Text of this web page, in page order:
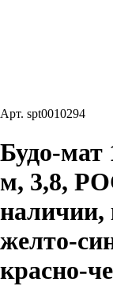
Арт. spt0010294
Будо-мат
м, 3,8,
наличии,
желто-
красно-